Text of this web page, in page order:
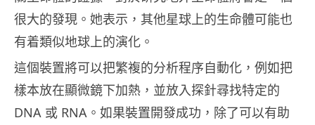
很大的發現。她表示，其他星球上的生命體可能也
有着類似地球上的演化。
這個裝置將可以把繁複的分析程序自動化，例如把
樣本放在顯微鏡下加熱，並放入探針尋找特定的
DNA 或 RNA。如果裝置開發成功，除了可以有助